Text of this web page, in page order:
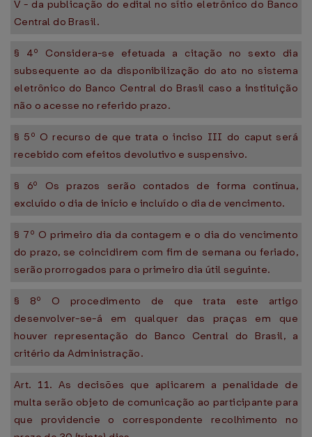
V - da publicação do edital no sítio eletrônico do Banco
Central do Brasil.
§ 4º Considera-se efetuada a citação no sexto dia
subsequente ao da disponibilização do ato no sistema
eletrônico do Banco Central do Brasil caso a instituição
não o acesse no referido prazo.
§ 5º O recurso de que trata o inciso III do caput será
recebido com efeitos devolutivo e suspensivo.
§ 6º Os prazos serão contados de forma contínua,
excluído o dia de início e incluído o dia de vencimento.
§ 7º O primeiro dia da contagem e o dia do vencimento
do prazo, se coincidirem com fim de semana ou feriado,
serão prorrogados para o primeiro dia útil seguinte.
§ 8º O procedimento de que trata este artigo
desenvolver-se-á em qualquer das praças em que
houver representação do Banco Central do Brasil, a
critério da Administração.
Art. 11. As decisões que aplicarem a penalidade de
multa serão objeto de comunicação ao participante para
que providencie o correspondente recolhimento no